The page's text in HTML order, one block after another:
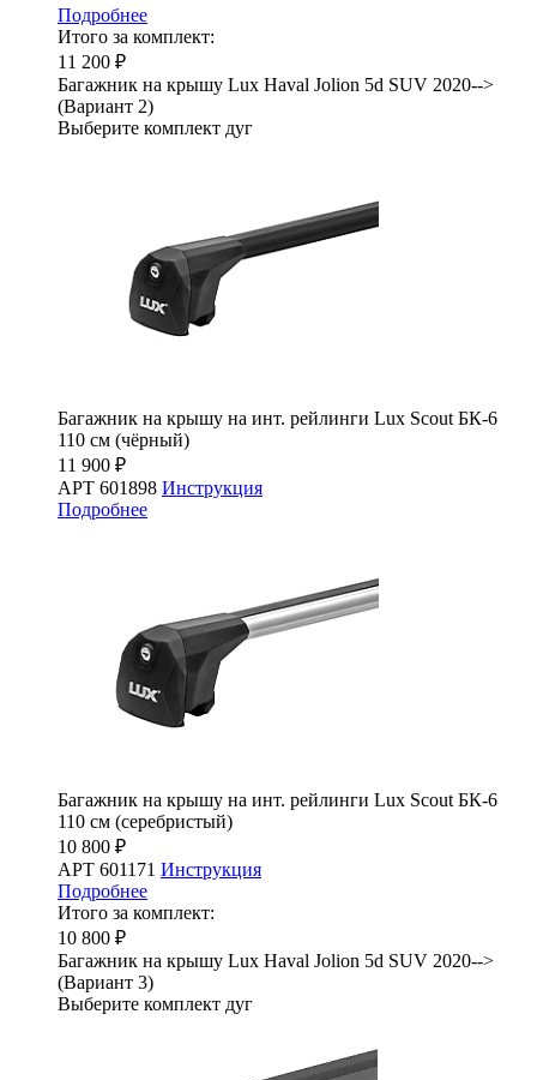
Подробнее
Итого за комплект:
11 200 ₽
Багажник на крышу Lux Haval Jolion 5d SUV 2020-->
(Вариант 2)
Выберите комплект дуг
Багажник на крышу на инт. рейлинги Lux Scout БК-6
110 см (чёрный)
11 900 ₽
АРТ 601898 Инструкция
Подробнее
Багажник на крышу на инт. рейлинги Lux Scout БК-6
110 см (серебристый)
10 800 ₽
АРТ 601171 Инструкция
Подробнее
Итого за комплект:
10 800 ₽
Багажник на крышу Lux Haval Jolion 5d SUV 2020-->
(Вариант 3)
Выберите комплект дуг